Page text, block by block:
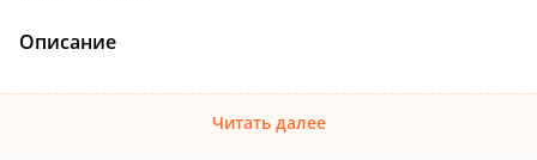
Описание
Читать далее